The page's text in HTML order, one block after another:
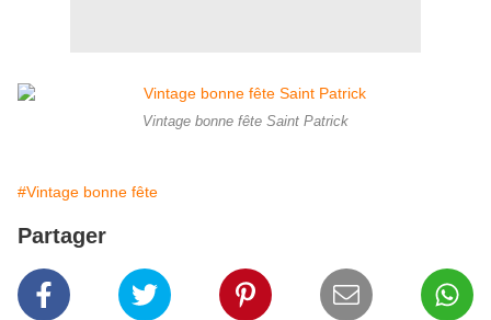
Vintage bonne fête Saint Patrick
#Vintage bonne fête
Partager